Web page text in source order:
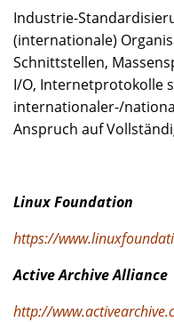
Industrie-
(internationale)
Schnittstellen,
I/O, Internetprotokolle
internationaler-/
Anspruch auf
Linux Foundation
https://
Active Archive Alliance
http://